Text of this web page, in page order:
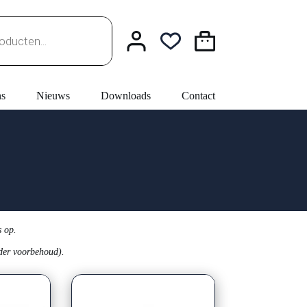
Winkelwagen
Nieuws Downloads Contact
op.
voorbehoud).